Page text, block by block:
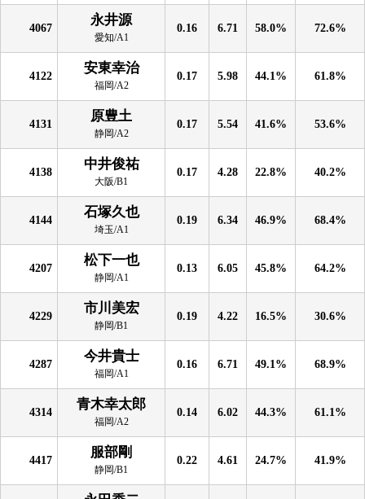
4067 永井源
愛知/A1
0.16 6.71 58.0% 72.6%
4122 安東幸治
福岡/A2
0.17 5.98 44.1% 61.8%
4131 原豊土
静岡/A2
0.17 5.54 41.6% 53.6%
4138 中井俊祐
大阪/B1
0.17 4.28 22.8% 40.2%
4144 石塚久也
埼玉/A1
0.19 6.34 46.9% 68.4%
4207 松下一也
静岡/A1
0.13 6.05 45.8% 64.2%
4229 市川美宏
静岡/B1
0.19 4.22 16.5% 30.6%
4287 今井貴士
福岡/A1
0.16 6.71 49.1% 68.9%
4314 青木幸太郎
福岡/A2
0.14 6.02 44.3% 61.1%
4417 服部剛
静岡/B1
0.22 4.61 24.7% 41.9%